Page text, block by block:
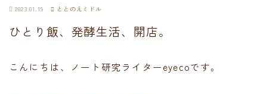
2023.01.19 ととのえミドル
ひとり飯、発酵生活、開店。
こんにちは、ノート研究ライターeyecoです。